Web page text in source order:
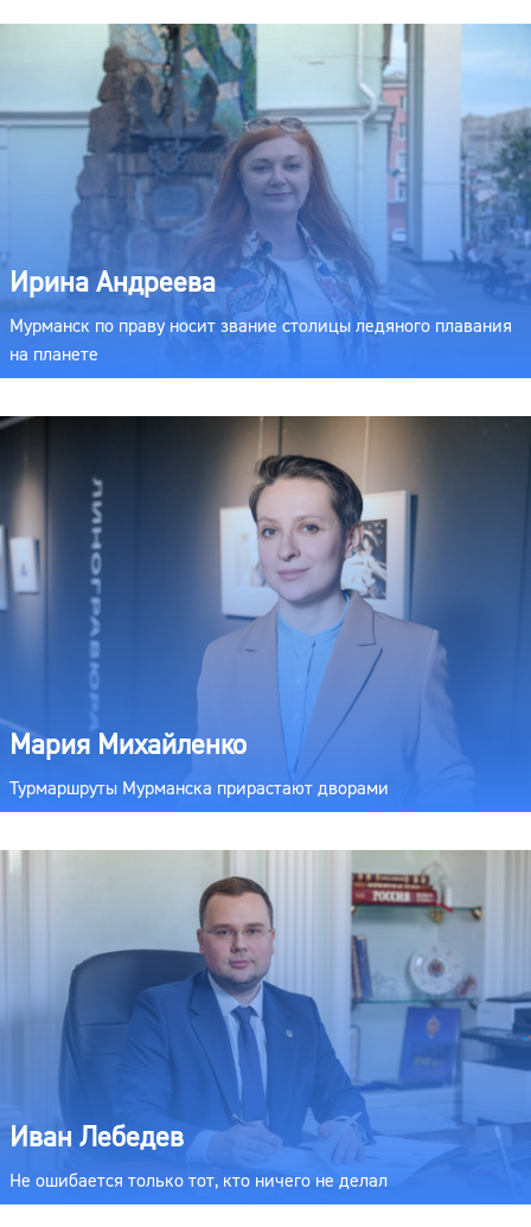
Ирина Андреева
Мурманск по праву носит звание столицы ледяного плавания
на планете
Мария Михайленко
Турмаршруты Мурманска прирастают дворами
Иван Лебедев
Не ошибается только тот, кто ничего не делал